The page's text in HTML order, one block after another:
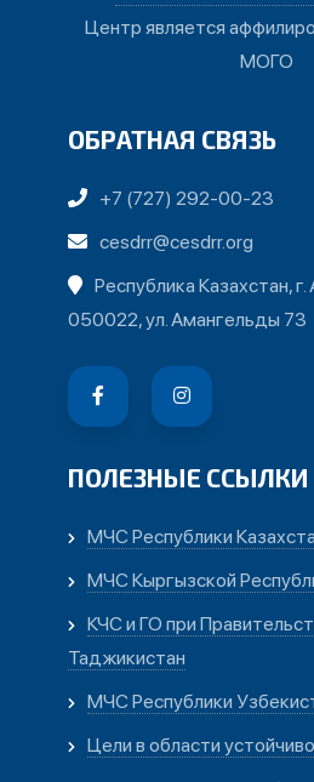
Центр является
МОГО
ОБРАТНАЯ СВЯЗЬ
+7 (727) 292-00-23
cesdrr@cesdrr.org
Республика Казахстан,
050022, ул. Амангельды 73
ПОЛЕЗНЫЕ ССЫЛКИ
МЧС Республики
МЧС Кыргызской
КЧС и ГО при
Таджикистан
МЧС Республики
Цели в области